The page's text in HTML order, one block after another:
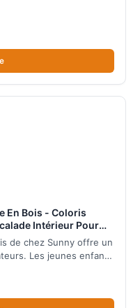
En Bois - Coloris
de chez Sunny offre un
Les jeunes enfan…